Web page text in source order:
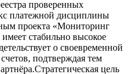
проверенных
платежной дисциплины
проекта «Мониторинг
стабильно высокое
о своевременной
подтверждая тем
цель